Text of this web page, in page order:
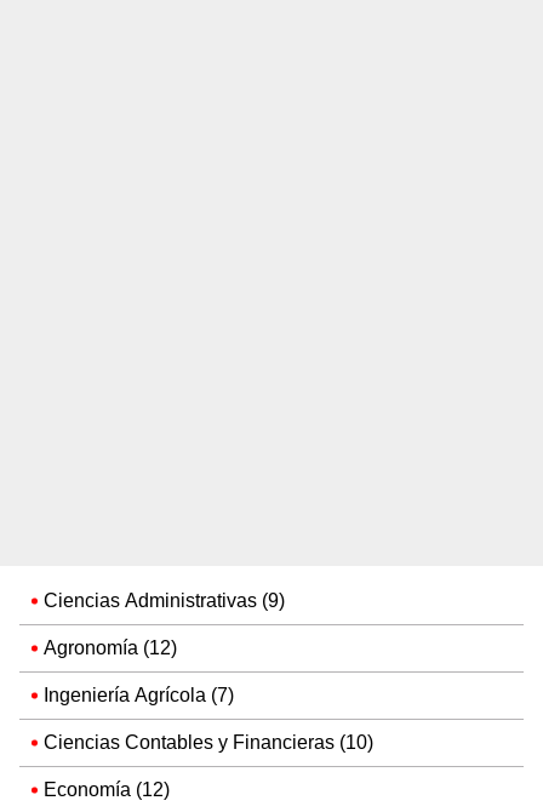
Ciencias Administrativas (9)
Agronomía (12)
Ingeniería Agrícola (7)
Ciencias Contables y Financieras (10)
Economía (12)